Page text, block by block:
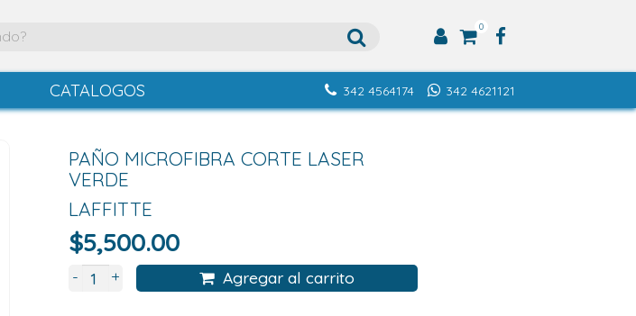
0
CATALOGOS 342 4621121
342 4564174
PAÑO MICROFIBRA CORTE LASER
VERDE
LAFFITTE
$5,500.00
- + Agregar al carrito